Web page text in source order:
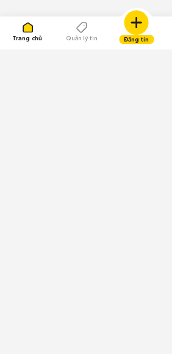
Trang chủ Quản lý tin Đăng tin